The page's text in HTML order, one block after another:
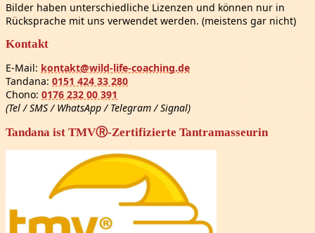
Bilder haben unterschiedliche Lizenzen und können nur in
Rücksprache mit uns verwendet werden. (meistens gar nicht)
Kontakt
E-Mail: kontakt@wild-life-coaching.de
Tandana: 0151 424 33 280
Chono: 0176 232 00 391
(Tel / SMS / WhatsApp / Telegram / Signal)
Tandana ist TMVⓇ-Zertifizierte Tantramasseurin